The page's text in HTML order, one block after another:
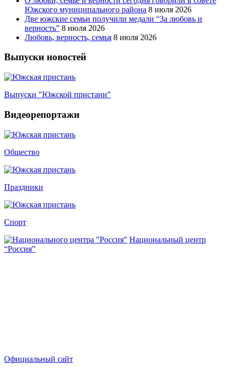
Южского муниципального района 8 июля 2026
Две южские семьи получили медали “За любовь и
верность” 8 июля 2026
Любовь, верность, семья 8 июля 2026
Выпуски новостей
Выпуски "Южской пристани"
Видеорепортажи
Общество
Праздники
Спорт
Национальный центр
“Россия”
Официальный сайт